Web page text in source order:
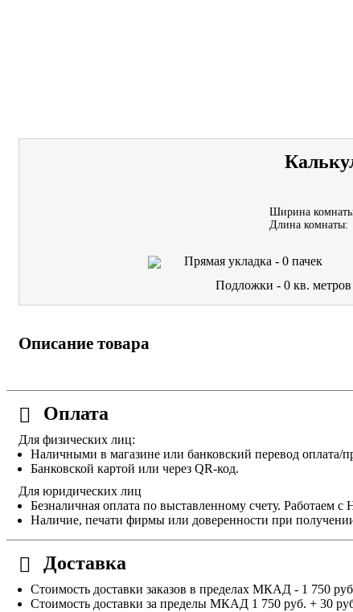
Ширина
Длина комнаты:
Прямая укладка - 0 пачек
Подложки -0кв. метров
Описание товара
Оплата
Для физических лиц:
Наличными в магазине или банковский перевод оплата/
Банковской картой или через QR-код.
Для юридических лиц
Безналичная оплата по выставленному счету. Работаем
Наличие, печати фирмы или доверенности при
Доставка
Стоимость доставки заказов в пределах МКАД - 1 750
Стоимость доставки за пределы МКАД 1 750 руб. + 30